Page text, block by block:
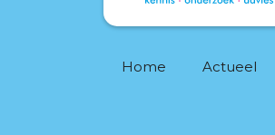
Home Actueel